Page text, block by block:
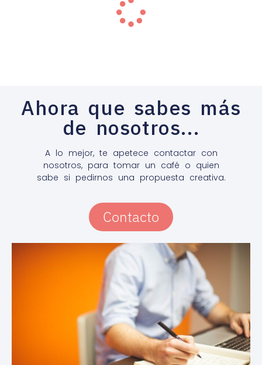
Ahora que sabes más
de nosotros...
A lo mejor, te apetece contactar con
nosotros, para tomar un café o quien
sabe si pedirnos una propuesta creativa.
Contacto